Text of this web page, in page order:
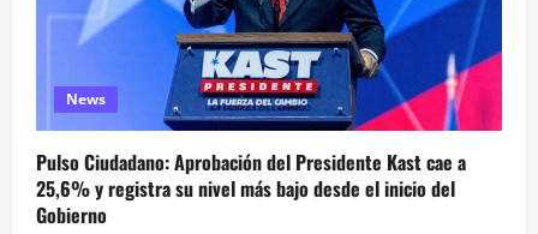
News
Pulso Ciudadano: Aprobación del Presidente Kast cae a
25,6% y registra su nivel más bajo desde el inicio del
Gobierno